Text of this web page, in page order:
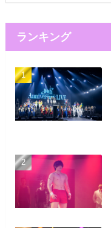
ランキング